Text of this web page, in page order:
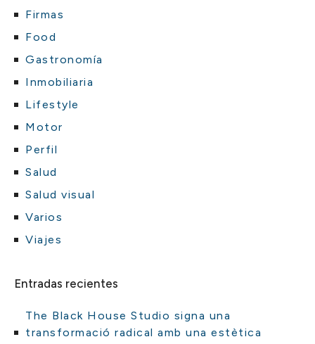
Firmas
Food
Gastronomía
Inmobiliaria
Lifestyle
Motor
Perfil
Salud
Salud visual
Varios
Viajes
Entradas recientes
The Black House Studio signa una
transformació radical amb una estètica